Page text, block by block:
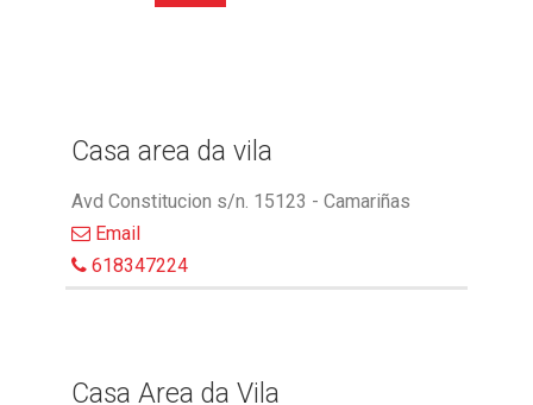
Casa area da vila
Avd Constitucion s/n. 15123 - Camariñas
Email
618347224
Casa Area da Vila